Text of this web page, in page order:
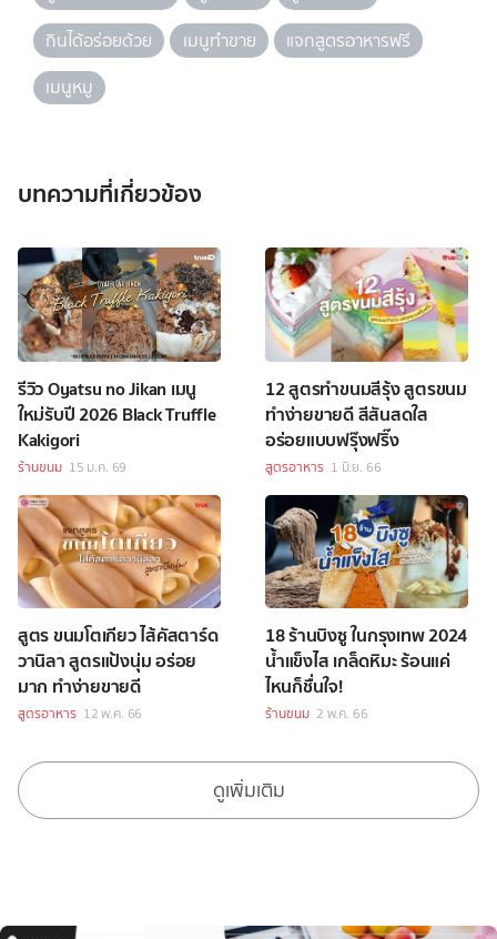
กินได้อร่อยด้วย
เมนูทำขาย
แจกสูตรอาหารฟรี
เมนูหมู
บทความที่เกี่ยวข้อง
รีวิว Oyatsu no Jikan เมนู
ใหม่รับปี 2026 Black Truffle
Kakigori
ร้านขนม 15 ม.ค. 69
12 สูตรทำขนมสีรุ้ง สูตรขนม
ทำง่ายขายดี สีสันสดใส
อร่อยแบบฟรุ๊งฟริ๊ง
สูตรอาหาร 1 มิ.ย. 66
สูตร ขนมโตเกียว ไส้คัสตาร์ด
วานิลา สูตรแป้งนุ่ม อร่อย
มาก ทำง่ายขายดี
สูตรอาหาร 12 พ.ค. 66
18 ร้านบิงซู ในกรุงเทพ 2024
น้ำแข็งไส เกล็ดหิมะ ร้อนแค่
ไหนก็ชื่นใจ!
ร้านขนม 2 พ.ค. 66
ดูเพิ่มเติม